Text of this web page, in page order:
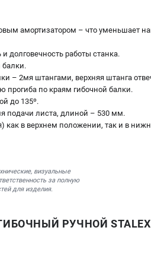
амортизатором – что уменьшает
долговечность работы станка.
балки.
– 2мя штангами, верхняя штанга
прогиба по краям гибочной балки.
до 135º.
подачи листа, длиной – 530 мм.
как в верхнем положении, так и в
визуальные
за полную
для изделия.
РУЧНОЙ STALEX